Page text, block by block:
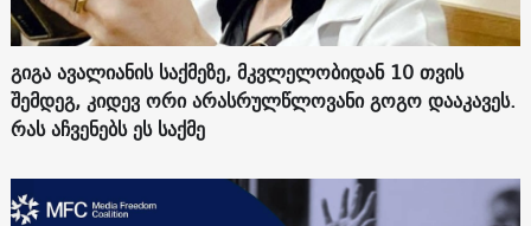
გიგა ავალიანის საქმეზე, მკვლელობიდან 10 თვის
შემდეგ, კიდევ ორი არასრულწლოვანი გოგო დააკავეს.
რას აჩვენებს ეს საქმე